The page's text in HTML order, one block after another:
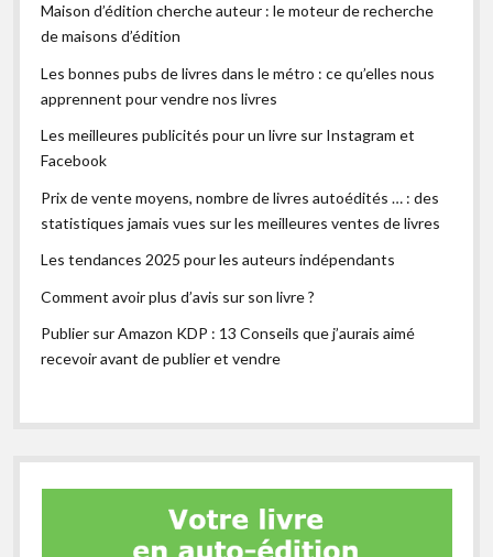
Maison d’édition cherche auteur : le moteur de recherche
de maisons d’édition
Les bonnes pubs de livres dans le métro : ce qu’elles nous
apprennent pour vendre nos livres
Les meilleures publicités pour un livre sur Instagram et
Facebook
Prix de vente moyens, nombre de livres autoédités … : des
statistiques jamais vues sur les meilleures ventes de livres
Les tendances 2025 pour les auteurs indépendants
Comment avoir plus d’avis sur son livre ?
Publier sur Amazon KDP : 13 Conseils que j’aurais aimé
recevoir avant de publier et vendre